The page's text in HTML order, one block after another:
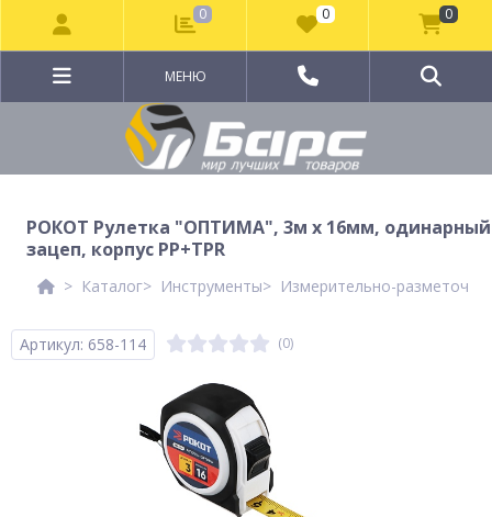
МЕНЮ
РОКОТ Рулетка "ОПТИМА", 3м х 16мм, одинарный
зацеп, корпус PP+TPR
Каталог Инструменты Измерительно-
Артикул: 658-114 (0)
0 0 0